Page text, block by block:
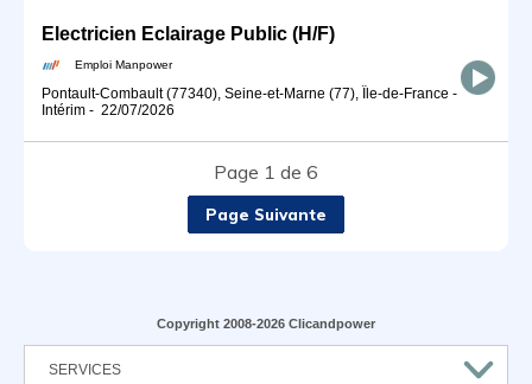
Electricien Eclairage Public (H/F)
Emploi Manpower
Pontault-Combault (77340), Seine-et-Marne (77), Île-de-France -
Intérim - 22/07/2026
Page 1 de 6
Page Suivante
Copyright 2008-2026 Clicandpower
SERVICES